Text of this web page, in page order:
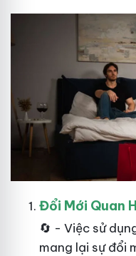
Đổi Mới Quan
🔄 - Việc sử
mang lại sự đổi